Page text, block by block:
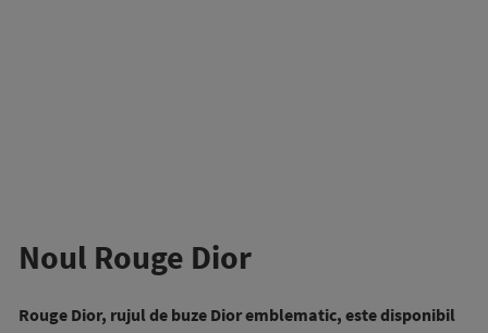
Noul Rouge Dior
Rouge Dior, rujul de buze Dior emblematic, este disponibil